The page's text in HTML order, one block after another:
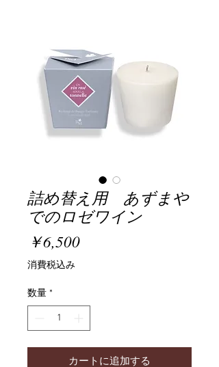
詰め替え用 あずまや
でのロゼワイン
￥6,500価
消費税込み
数量 *
カートに追加する